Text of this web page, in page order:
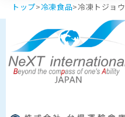
トップ>冷凍食品>冷凍トジョウ